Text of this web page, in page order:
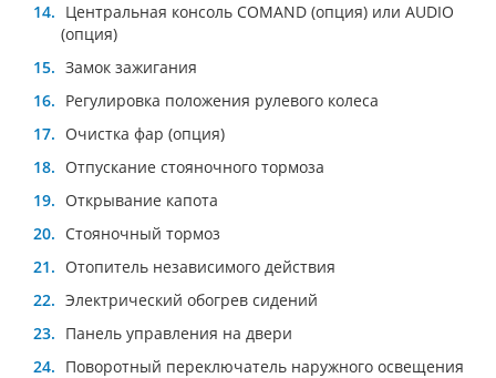
Центральная консоль COMAND (опция) или AUDIO
(опция)
Замок зажигания
Регулировка положения рулевого колеса
Очистка фар (опция)
Отпускание стояночного тормоза
Открывание капота
Стояночный тормоз
Отопитель независимого действия
Электрический обогрев сидений
Панель управления на двери
Поворотный переключатель наружного освещения